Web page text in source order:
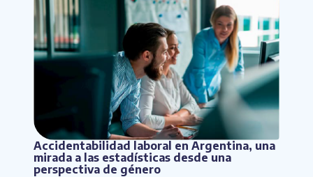
Accidentabilidad laboral en Argentina, una
mirada a las estadísticas desde una
perspectiva de género